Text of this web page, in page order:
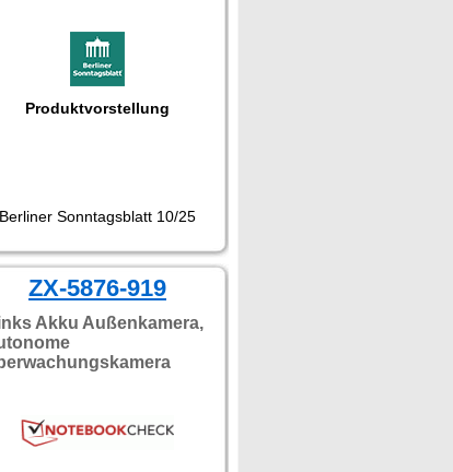
Produktvorstellung
Berliner Sonntagsblatt 10/25
ZX-5876-919
Akku Außenkamera,